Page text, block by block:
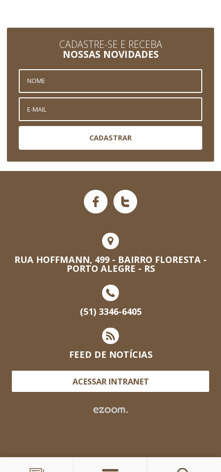
CADASTRE-SE E RECEBA
NOSSAS NOVIDADES
CADASTRAR
RUA HOFFMANN, 499 - BAIRRO FLORESTA -
PORTO ALEGRE - RS
(51) 3346-6405
FEED DE NOTÍCIAS
ACESSAR INTRANET